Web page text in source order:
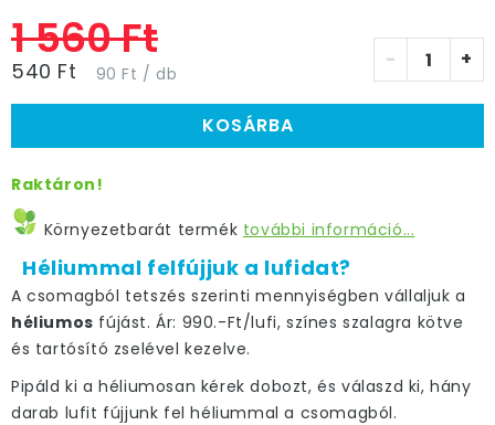
1 560 Ft
540 Ft 90 Ft / db
- +
KOSÁRBA
Raktáron!
Környezetbarát termék további információ...
Héliummal felfújjuk a lufidat?
A csomagból tetszés szerinti mennyiségben vállaljuk a
héliumos fújást. Ár: 990.-Ft/lufi, színes szalagra kötve
és tartósító zselével kezelve.
Pipáld ki a héliumosan kérek dobozt, és válaszd ki, hány
darab lufit fújjunk fel héliummal a csomagból.